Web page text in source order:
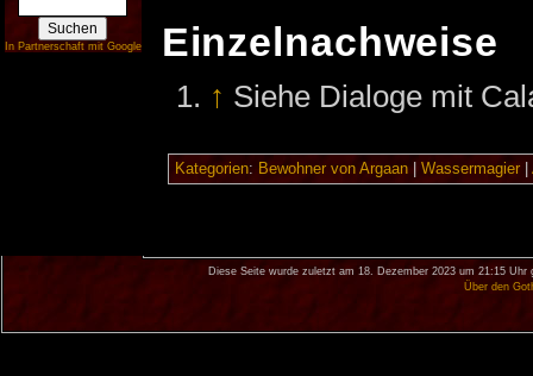
In Partnerschaft mit Google Einzelnachweise
↑ Siehe Dialoge mit
Kategorien: Bewohner von Argaan| Wassermagier|
Diese Seite wurde zuletzt am 18. Dezember 2023 um 21:15 Uhr
Über den